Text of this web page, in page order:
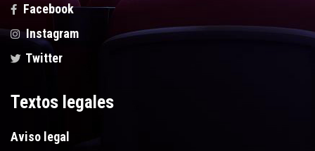
Facebook
Instagram
Twitter
Textos legales
Aviso legal